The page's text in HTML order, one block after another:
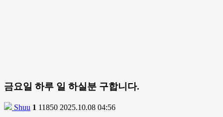
금요일 하루 일 하실분 구합니다.
Shuu 1 11850 2025.10.08 04:56